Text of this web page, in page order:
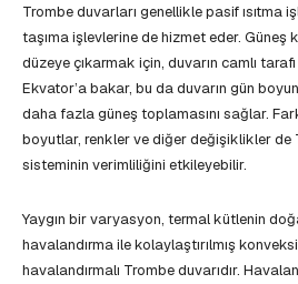
Trombe duvarları genellikle pasif ısıtma
taşıma işlevlerine de hizmet eder. Güneş
düzeye çıkarmak için, duvarın camlı
Ekvator’a bakar, bu da duvarın gün
daha fazla güneş toplamasını sağlar.
boyutlar, renkler ve diğer değişiklikler de
sisteminin verimliliğini etkileyebilir.
Yaygın bir varyasyon, termal kütlenin
havalandırma ile kolaylaştırılmış
havalandırmalı Trombe duvarıdır.